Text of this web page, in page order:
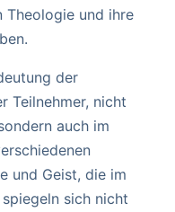
Theologie und ihre
der
Teilnehmer, nicht
auch im
und Geist, die im
sich nicht